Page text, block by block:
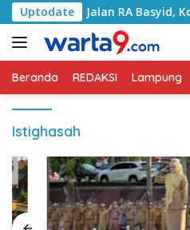
Langsung
ke
konten
Uptodate
Jalan RA Basyid, Kontrak
Beranda REDAKSI Lampung
Istighasah